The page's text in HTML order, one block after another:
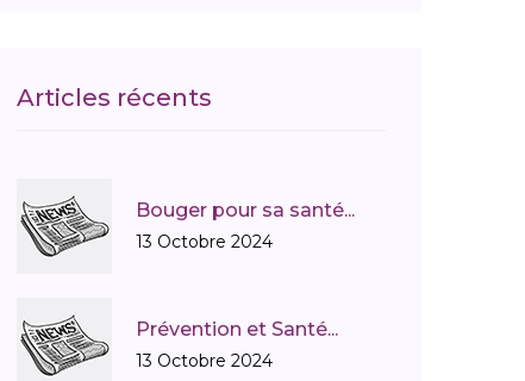
Dire merci à la famille de son donneur
Educatin thérapautique des patients
Etude Genkyst
Articles récents
Bouger pour sa santé...
13 Octobre 2024
Prévention et Santé...
13 Octobre 2024